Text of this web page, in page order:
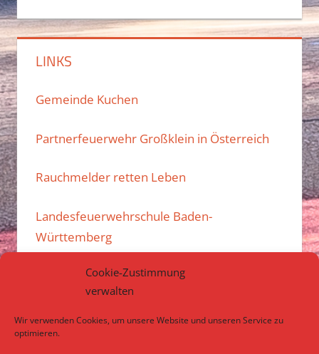
Cookie-Zustimmung
verwalten
Wir verwenden Cookies, um unsere Website und unseren Service zu
optimieren.
LINKS
Gemeinde Kuchen
Partnerfeuerwehr Großklein in Österreich
Rauchmelder retten Leben
Landesfeuerwehrschule Baden-
Württemberg
Kreisfeuerwehrverband Göppingen e.V.
Atemschutzübungsanlage des Landkreises
Göppingen